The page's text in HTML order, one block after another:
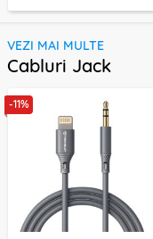
VEZI MAI MULTE
Cabluri Jack
-11%